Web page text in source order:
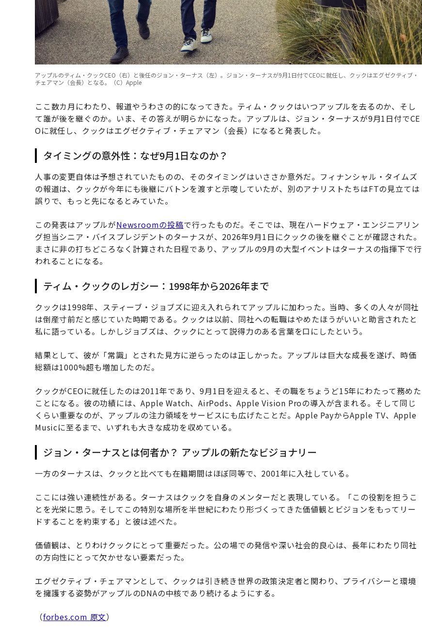
アップルのティム・クックCEO（右）と後任のジョン・ターナス（左）。ジョン・ターナスが9月1日付でCEOに就任し、クックはエグゼクティブ・
チェアマン（会長）となる。（C）Apple
ここ数カ月にわたり、報道やうわさの的になってきた。ティム・クックはいつアップルを去るのか、そし
て誰が後を継ぐのか。いま、その答えが明らかになった。アップルは、ジョン・ターナスが9月1日付でCE
Oに就任し、クックはエグゼクティブ・チェアマン（会長）になると発表した。
タイミングの意外性：なぜ9月1日なのか？
人事の変更自体は予想されていたものの、そのタイミングはいささか意外だ。フィナンシャル・タイムズ
の報道は、クックが今年にも後継にバトンを渡すと示唆していたが、別のアナリストたちはFTの見立ては
誤りで、もっと先になるとみていた。
この発表はアップルがNewsroomの投稿で行ったものだ。そこでは、現在ハードウェア・エンジニアリン
グ担当シニア・バイスプレジデントのターナスが、2026年9月1日にクックの後を継ぐことが確認された。
まさに非の打ちどころなく計算された日程であり、アップルの9月の大型イベントはターナスの指揮下で行
われることになる。
ティム・クックのレガシー：1998年から2026年まで
クックは1998年、スティーブ・ジョブズに迎え入れられてアップルに加わった。当時、多くの人々が同社
は倒産寸前だと感じていた時期である。クックは以前、同社への転職はやめたほうがいいと助言されたと
私に語っている。しかしジョブズは、クックにとって説得力のある言葉を口にしたという。
結果として、彼が「常識」とされた見方に逆らったのは正しかった。アップルは巨大な成長を遂げ、時価
総額は1000%超も増加したのだ。
クックがCEOに就任したのは2011年であり、9月1日を迎えると、その職をちょうど15年にわたって務めた
ことになる。彼の功績には、Apple Watch、AirPods、Apple Vision Proの導入が含まれる。そして同じ
くらい重要なのが、アップルの注力領域をサービスにも広げたことだ。Apple PayからApple TV、Apple
Musicに至るまで、いずれも大きな成功を収めている。
ジョン・ターナスとは何者か？ アップルの新たなビジョナリー
一方のターナスは、クックと比べても在籍期間はほぼ同等で、2001年に入社している。
ここには強い連続性がある。ターナスはクックを自身のメンターだと表現している。「この役割を担うこ
とを光栄に思う。そしてこの特別な場所を半世紀にわたり形づくってきた価値観とビジョンをもってリー
ドすることを約束する」と彼は述べた。
価値観は、とりわけクックにとって重要だった。公の場での発信や深い社会的良心は、長年にわたり同社
の方向性にとって欠かせない要素だった。
エグゼクティブ・チェアマンとして、クックは引き続き世界の政策決定者と関わり、プライバシーと環境
を擁護する姿勢がアップルのDNAの中核であり続けるようにする。
（forbes.com 原文）